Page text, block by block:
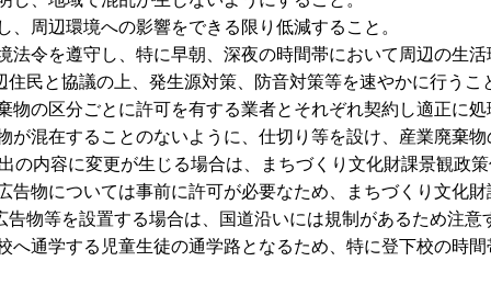
周辺環境への影響をできる限り低減すること。
令を遵守し、特に早朝、深夜の時間帯において周辺の生
民と協議の上、発生源対策、防音対策等を速やかに行うこ
の区分ごとに許可を有する業者とそれぞれ契約し適正に
混在することのないように、仕切り等を設け、産業廃棄
の内容に変更が生じる場合は、まちづくり文化財課景観政
物については事前に許可が必要なため、まちづくり文化
物等を設置する場合は、国道沿いには規制があるため注意
通学する児童生徒の通学路となるため、特に登下校の時